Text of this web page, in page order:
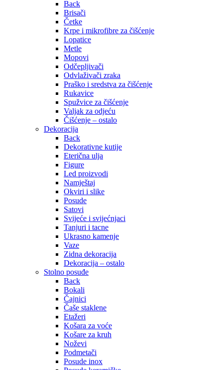
Back
Brisači
Četke
Krpe i mikrofibre za čišćenje
Lopatice
Metle
Mopovi
Odčepljivači
Odvlaživači zraka
Praško i sredstva za čišćenje
Rukavice
Spužvice za čišćenje
Valjak za odjeću
Čišćenje – ostalo
Dekoracija
Back
Dekorativne kutije
Eterična ulja
Figure
Led proizvodi
Namještaj
Okviri i slike
Posude
Satovi
Svijeće i svijećnjaci
Tanjuri i tacne
Ukrasno kamenje
Vaze
Zidna dekoracija
Dekoracija – ostalo
Stolno posuđe
Back
Bokali
Čajnici
Čaše staklene
Etažeri
Košara za voće
Košare za kruh
Noževi
Podmetači
Posude inox